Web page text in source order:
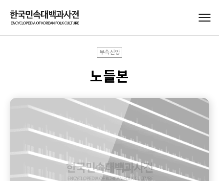
무속신앙
노들본